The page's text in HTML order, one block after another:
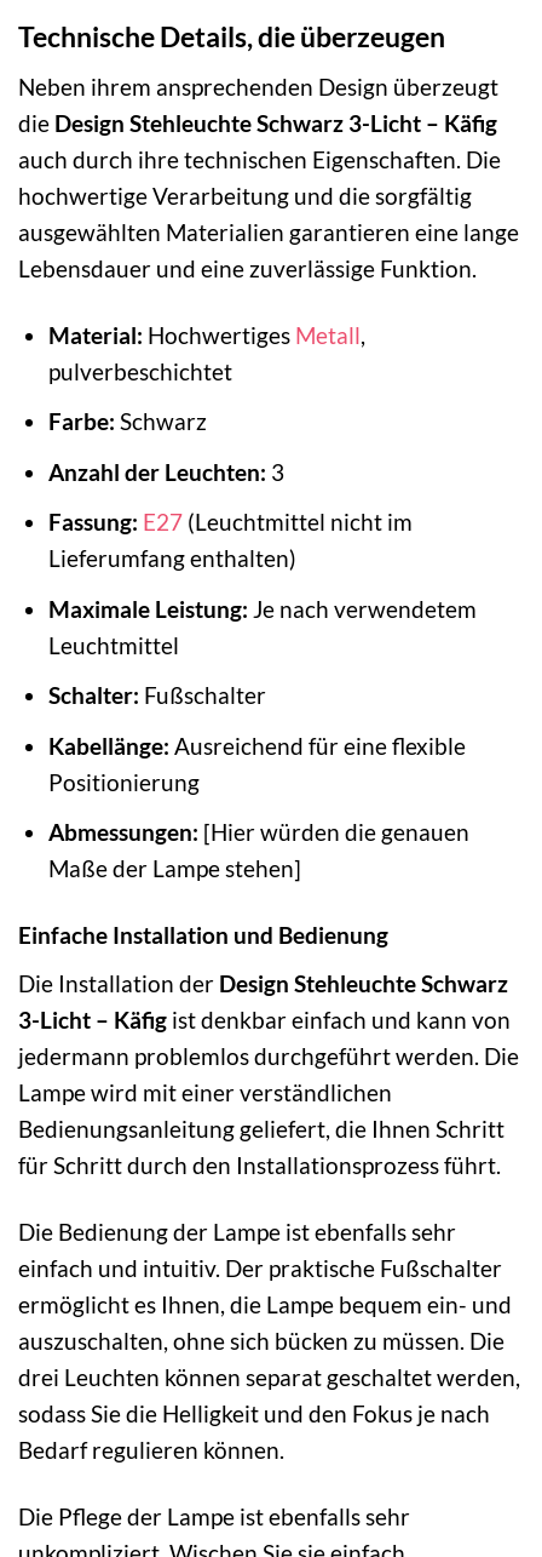
Technische Details, die überzeugen
Neben ihrem ansprechenden Design überzeugt
die Design Stehleuchte Schwarz 3-Licht – Käfig
auch durch ihre technischen Eigenschaften. Die
hochwertige Verarbeitung und die sorgfältig
ausgewählten Materialien garantieren eine lange
Lebensdauer und eine zuverlässige Funktion.
Material: Hochwertiges Metall,
pulverbeschichtet
Farbe: Schwarz
Anzahl der Leuchten: 3
Fassung: E27(Leuchtmittel nicht im
Lieferumfang enthalten)
Maximale Leistung: Je nach verwendetem
Leuchtmittel
Schalter: Fußschalter
Kabellänge: Ausreichend für eine flexible
Positionierung
Abmessungen: [Hier würden die genauen
Maße der Lampe stehen]
Einfache Installation und Bedienung
Die Installation der Design Stehleuchte Schwarz
3-Licht – Käfig ist denkbar einfach und kann von
jedermann problemlos durchgeführt werden. Die
Lampe wird mit einer verständlichen
Bedienungsanleitung geliefert, die Ihnen Schritt
für Schritt durch den Installationsprozess führt.
Die Bedienung der Lampe ist ebenfalls sehr
einfach und intuitiv. Der praktische Fußschalter
ermöglicht es Ihnen, die Lampe bequem ein- und
auszuschalten, ohne sich bücken zu müssen. Die
drei Leuchten können separat geschaltet werden,
sodass Sie die Helligkeit und den Fokus je nach
Bedarf regulieren können.
Die Pflege der Lampe ist ebenfalls sehr